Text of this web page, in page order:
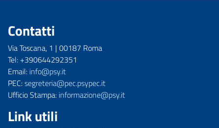
Contatti
Via Toscana, 1 | 00187 Roma
Tel: +390644292351
Email: info@psy.it
PEC:segreteria@pec.psypec.it
Ufficio Stampa: informazione@psy.it
Link utili